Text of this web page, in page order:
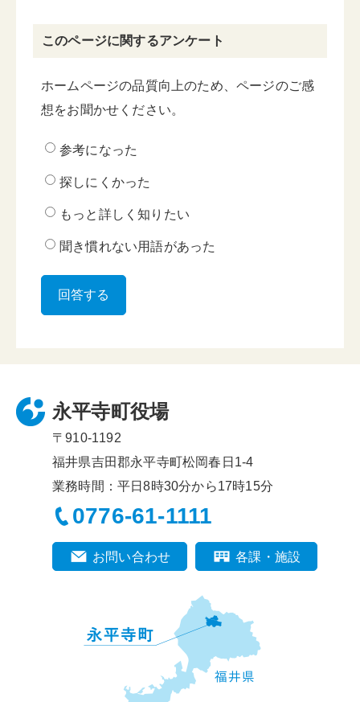
このページに関するアンケート
ホームページの品質向上のため、ページのご感
想をお聞かせください。
参考になった
探しにくかった
もっと詳しく知りたい
聞き慣れない用語があった
永平寺町役場
〒910-1192
福井県吉田郡永平寺町松岡春日1-4
業務時間：平日8時30分から17時15分
0776-61-1111
お問い合わせ 各課・施設